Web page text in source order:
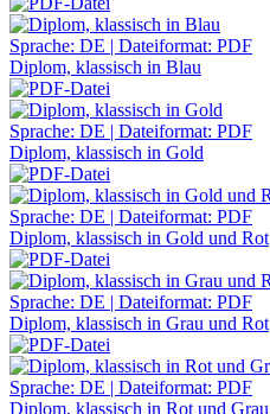
Sprache: DE | Dateiformat: PDF
Diplom, klassisch in Blau
Sprache: DE | Dateiformat: PDF
Diplom, klassisch in Gold
Sprache: DE | Dateiformat: PDF
Diplom, klassisch in Gold und Rot
Sprache: DE | Dateiformat: PDF
Diplom, klassisch in Grau und Rot
Sprache: DE | Dateiformat: PDF
Diplom, klassisch in Rot und Grau